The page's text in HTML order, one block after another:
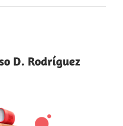
D. Rodríguez